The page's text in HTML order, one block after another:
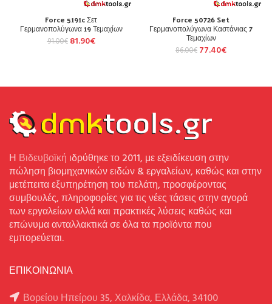
Force 5191c Σετ
Γερμανοπολύγωνα 19 Τεμαχίων
91.00€ 81.90€
Force 50726 Set
Γερμανοπολύγωνα Καστάνιας 7
Τεμαχίων
86.00€ 77.40€
Η Βιδευβοϊκή ιδρύθηκε το 2011, με εξειδίκευση στην
πώληση βιομηχανικών ειδών & εργαλείων, καθώς και στην
μετέπειτα εξυπηρέτηση του πελάτη, προσφέροντας
συμβουλές, πληροφορίες για τις νέες τάσεις στην αγορά
των εργαλείων αλλά και πρακτικές λύσεις καθώς και
επώνυμα ανταλλακτικά σε όλα τα προϊόντα που
εμπορεύεται.
ΕΠΙΚΟΙΝΩΝΙΑ
Βορείου Ηπείρου 35, Χαλκίδα, Ελλάδα, 34100